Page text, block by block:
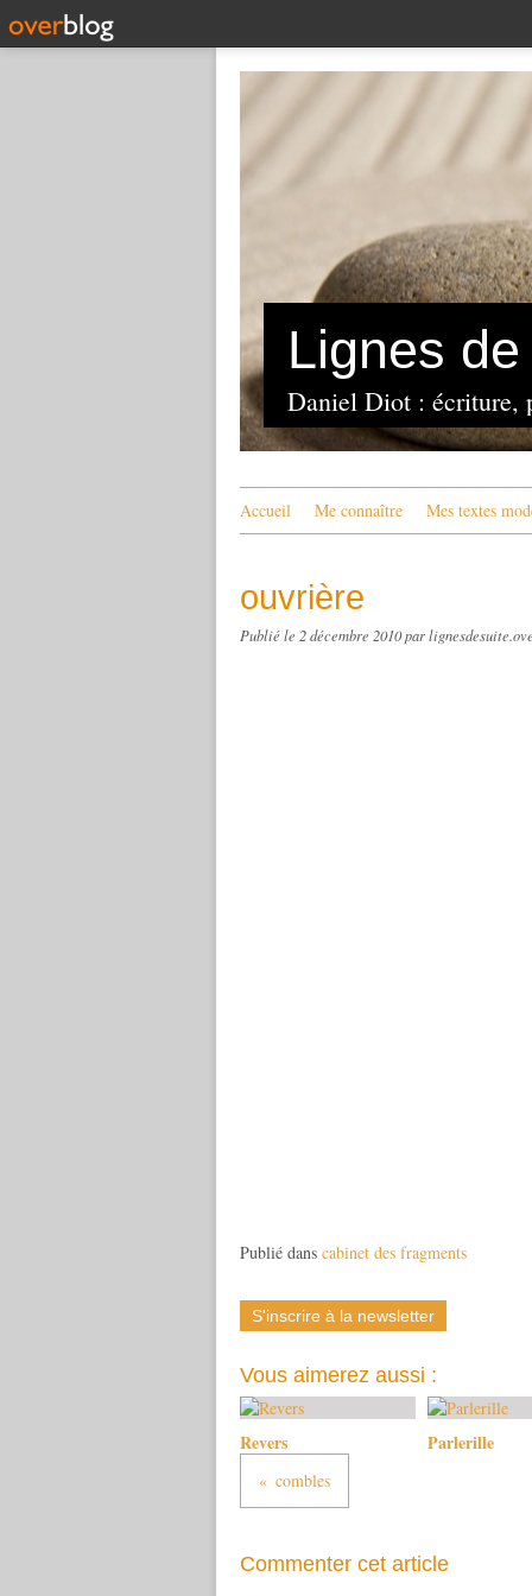
Lignes
Daniel Diot : écriture,
Accueil Me connaître Mes textes
ouvrière
Publié le 2 décembre 2010par
Publié dans cabinet des fragments
S'inscrire à la newsletter
Vous aimerez aussi :
Revers Parlerille
combles
Commenter cet article